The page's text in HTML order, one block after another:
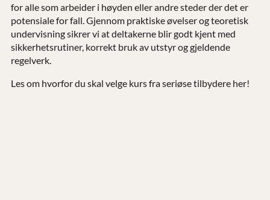
for alle som arbeider i høyden eller andre steder der det er
potensiale for fall. Gjennom praktiske øvelser og teoretisk
undervisning sikrer vi at deltakerne blir godt kjent med
sikkerhetsrutiner, korrekt bruk av utstyr og gjeldende
regelverk.
Les om hvorfor du skal velge kurs fra seriøse tilbydere her!